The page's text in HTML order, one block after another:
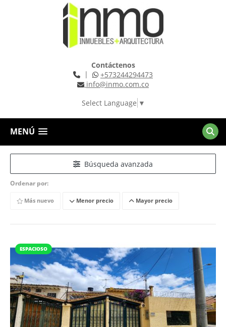
Contáctenos
|
+573244294473
info@inmo.com.co
Select Language ▼
MENÚ
Búsqueda avanzada
Ordenar por:
Más nuevo Menor precio Mayor precio
ESPACIOSO